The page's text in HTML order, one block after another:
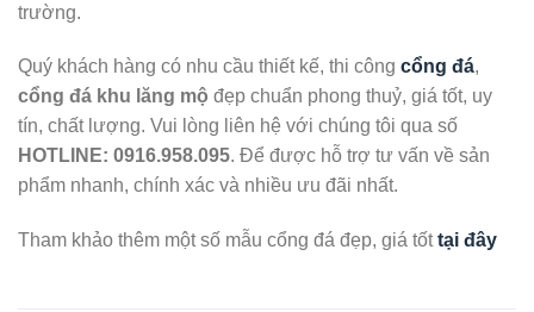
trường.
Quý khách hàng có nhu cầu thiết kế, thi công cổng đá,
cổng đá khu lăng mộ đẹp chuẩn phong thuỷ, giá tốt, uy
tín, chất lượng. Vui lòng liên hệ với chúng tôi qua số
HOTLINE: 0916.958.095. Để được hỗ trợ tư vấn về sản
phẩm nhanh, chính xác và nhiều ưu đãi nhất.
Tham khảo thêm một số mẫu cổng đá đẹp, giá tốttại đây